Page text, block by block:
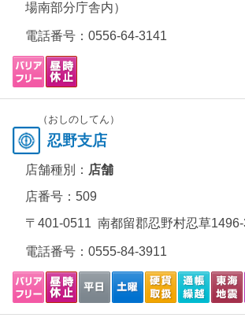
場南部分庁舎内）
電話番号： 0556-64-3141
（おしのしてん）
忍野支店
店舗種別： 店舗
店番号：509
〒401-0511 南都留郡忍野村忍草
電話番号： 0555-84-3911